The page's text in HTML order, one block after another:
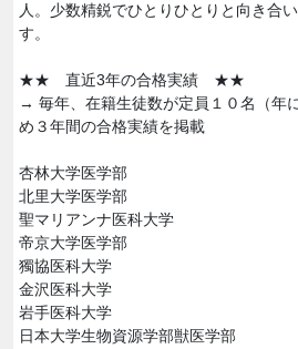
人。少数精鋭でひとりひとりと向き合
す。
★★ 直近3年の合格実績 ★★
→ 毎年、在籍生徒数が定員１０名（年
め３年間の合格実績を掲載
杏林大学医学部
北里大学医学部
聖マリアンナ医科大学
帝京大学医学部
獨協医科大学
金沢医科大学
岩手医科大学
日本大学生物資源学部獣医学部